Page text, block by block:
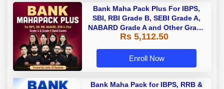
Bank Maha Pack Plus For IBPS,
SBI, RBI Grade B, SEBI Grade A,
NABARD Grade A and Other Grade
A & Grade B Bank Exams
Rs 5,112.50
Enroll Now
Bank Maha Pack for IBPS, RRB &